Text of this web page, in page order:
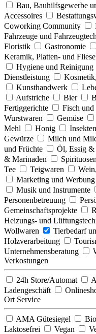
Bau, Bauhilfsgewerbe
Accessoires
Coworking Community
Fahrzeuge und
Floristik
Gastronomie
Keramik, Platten- und
Hygiene und Reinigung
Dienstleistung
Kunsthandwerk
Aufstriche
Bier
Fertiggerichte
Fisch
Wurstwaren
Gemüse
Mehl
Honig Insekten
Gewürze
Milch und
und Früchte
Öl, Essig &
& Marinaden
Spirituosen
Tee
Teigwaren
Marketing und Werbung
Musik und Instrumente
Personenbetreuung
Gemeinschaftsprojekte
Heizungs- und
Wollwaren
Tierbedarf
Holzverarbeitung
Unternehmensberatung
Verkostungen
24h Store/Automat
Ladengeschäft
Ort Service
AMA Gütesiegel Bio
Laktosefrei
Vegan